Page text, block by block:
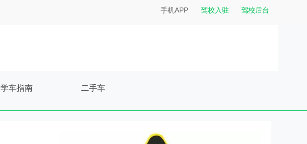
手机APP 驾校入驻 驾校后台
学车指南 二手车